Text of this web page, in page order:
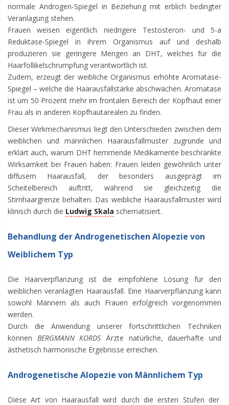
normale Androgen-Spiegel in Beziehung mit erblich bedingter
Veranlagung stehen.
Frauen weisen eigentlich niedrigere Testosteron- und 5-a
Reduktase-Spiegel in ihrem Organismus auf und deshalb
produzieren sie geringere Mengen an DHT, welches für die
Haarfollikelschrumpfung verantwortlich ist.
Zudem, erzeugt der weibliche Organismus erhöhte Aromatase-
Spiegel – welche die Haarausfallstärke abschwächen. Aromatase
ist um 50 Prozent mehr im frontalen Bereich der Kopfhaut einer
Frau als in anderen Kopfhautarealen zu finden.
Dieser Wirkmechanismus liegt den Unterschieden zwischen dem
weiblichen und männlichen Haarausfallmuster zugrunde und
erklärt auch, warum DHT hemmende Medikamente beschränkte
Wirksamkeit bei Frauen haben: Frauen leiden gewöhnlich unter
diffusem Haarausfall, der besonders ausgeprägt im
Scheitelbereich auftritt, während sie gleichzeitig die
Stirnhaargrenze behalten. Das weibliche Haarausfallmuster wird
klinisch durch die Ludwig Skala schematisiert.
Behandlung der Androgenetischen Alopezie von
Weiblichem Typ
Die Haarverpflanzung ist die empfohlene Lösung für den
weiblichen veranlagten Haarausfall. Eine Haarverpflanzung kann
sowohl Männern als auch Frauen erfolgreich vorgenommen
werden.
Durch die Anwendung unserer fortschrittlichen Techniken
können BERGMANN KORDS Ärzte natürliche, dauerhafte und
ästhetisch harmonische Ergebnisse erreichen.
Androgenetische Alopezie von Männlichem Typ
Diese Art von Haarausfall wird durch die ersten Stufen der